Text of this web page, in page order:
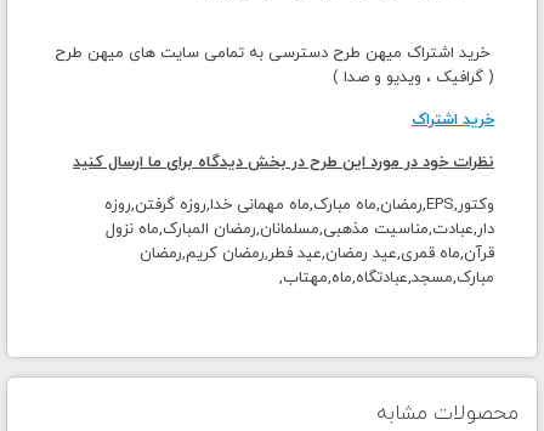
خرید اشتراک میهن طرح دسترسی به تمامی سایت های میهن طرح
( گرافیک ، ویدیو و صدا )
خرید اشتراک
نظرات خود در مورد این طرح در بخش دیدگاه برای ما ارسال کنید
وکتور,EPS,رمضان,ماه مبارک,ماه مهمانی خدا,روزه گرفتن,روزه
دار,عبادت,مناسیت مذهبی,مسلمانان,رمضان المبارک,ماه نزول
قرآن,ماه قمری,عید رمضان,عید فطر,رمضان کریم,رمضان
مبارک,مسجد,عبادتگاه,ماه,مهتاب,
محصولات مشابه